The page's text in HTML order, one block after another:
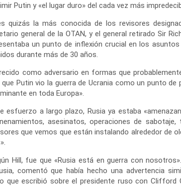
Putin y «el lugar duro» del cada vez más
quizás la más conocida de los revisores
general de la OTAN, y el general retirado Sir
un punto de inflexión crucial en los
durante más de 30 años.
como adversario en formas que
Putin vio la guerra de Ucrania como un punto
en toda Europa».
esfuerzo a largo plazo, Rusia ya estaba
asesinatos, operaciones de
que vemos que están instalando alrededor de
Hill, fue que «Rusia está en guerra con
comentó que había hecho una advertencia
que escribió sobre el presidente ruso con Clifford